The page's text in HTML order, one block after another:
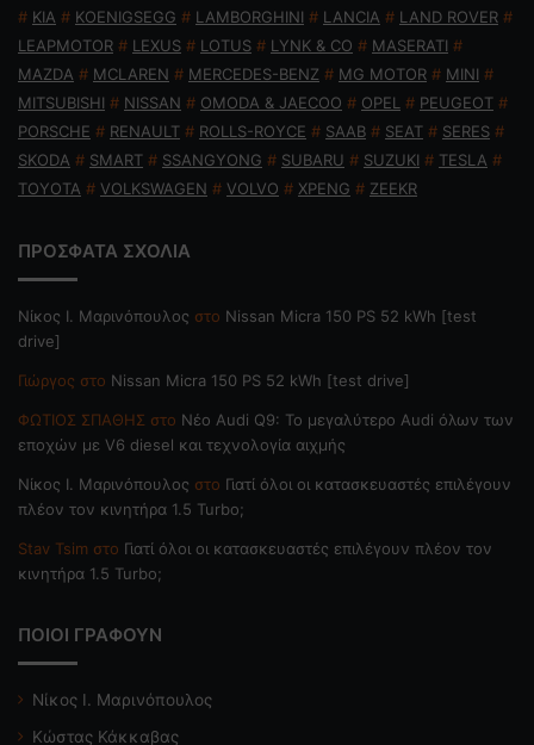
# KIA # KOENIGSEGG # LAMBORGHINI # LANCIA # LAND ROVER #
LEAPMOTOR # LEXUS # LOTUS # LYNK & CO # MASERATI #
MAZDA # MCLAREN # MERCEDES-BENZ # MG MOTOR # MINI #
MITSUBISHI # NISSAN # OMODA & JAECOO # OPEL # PEUGEOT #
PORSCHE # RENAULT # ROLLS-ROYCE # SAAB # SEAT # SERES #
SKODA # SMART # SSANGYONG # SUBARU # SUZUKI # TESLA #
TOYOTA # VOLKSWAGEN # VOLVO # XPENG # ZEEKR
ΠΡΟΣΦΑΤΑ ΣΧΟΛΙΑ
Nίκος Ι. Mαρινόπουλος στο Nissan Micra 150 PS 52 kWh [test
drive]
Γιώργος στο Nissan Micra 150 PS 52 kWh [test drive]
ΦΩΤΙΟΣ ΣΠΑΘΗΣ στο Νέο Audi Q9: Το μεγαλύτερο Audi όλων των
εποχών με V6 diesel και τεχνολογία αιχμής
Nίκος Ι. Mαρινόπουλος στο Γιατί όλοι οι κατασκευαστές επιλέγουν
πλέον τον κινητήρα 1.5 Turbo;
Stav Tsim στο Γιατί όλοι οι κατασκευαστές επιλέγουν πλέον τον
κινητήρα 1.5 Turbo;
ΠΟΙΟΙ ΓΡΑΦΟΥΝ
Νίκος Ι. Μαρινόπουλος
Κώστας Κάκκαβας